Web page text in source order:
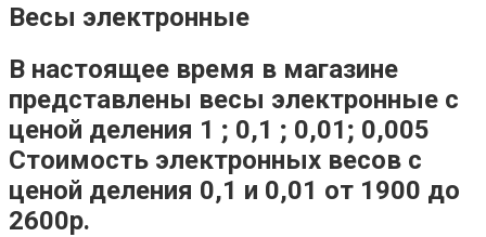
Весы электронные
В настоящее время в магазине
представлены весы электронные с
ценой деления 1 ; 0,1 ; 0,01; 0,005
Стоимость электронных весов с
ценой деления 0,1 и 0,01 от 1900 до
2600р.